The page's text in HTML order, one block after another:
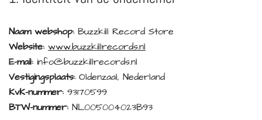
Naam webshop: Buzzkill Record Store
Website: www.buzzkillrecords.nl
E-mail: info@buzzkillrecords.nl
Vestigingsplaats: Oldenzaal, Nederland
KvK-nummer: 93170599
BTW-nummer: NL005004023B93